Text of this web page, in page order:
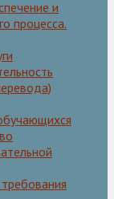
и
процесса.